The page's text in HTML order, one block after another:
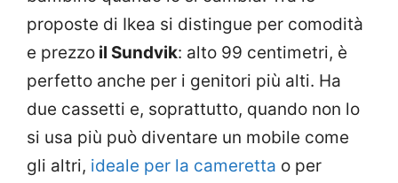
proposte di Ikea si distingue per comodità
e prezzo il Sundvik: alto 99 centimetri, è
perfetto anche per i genitori più alti. Ha
due cassetti e, soprattutto, quando non lo
si usa più può diventare un mobile come
gli altri, ideale per la cameretta o per